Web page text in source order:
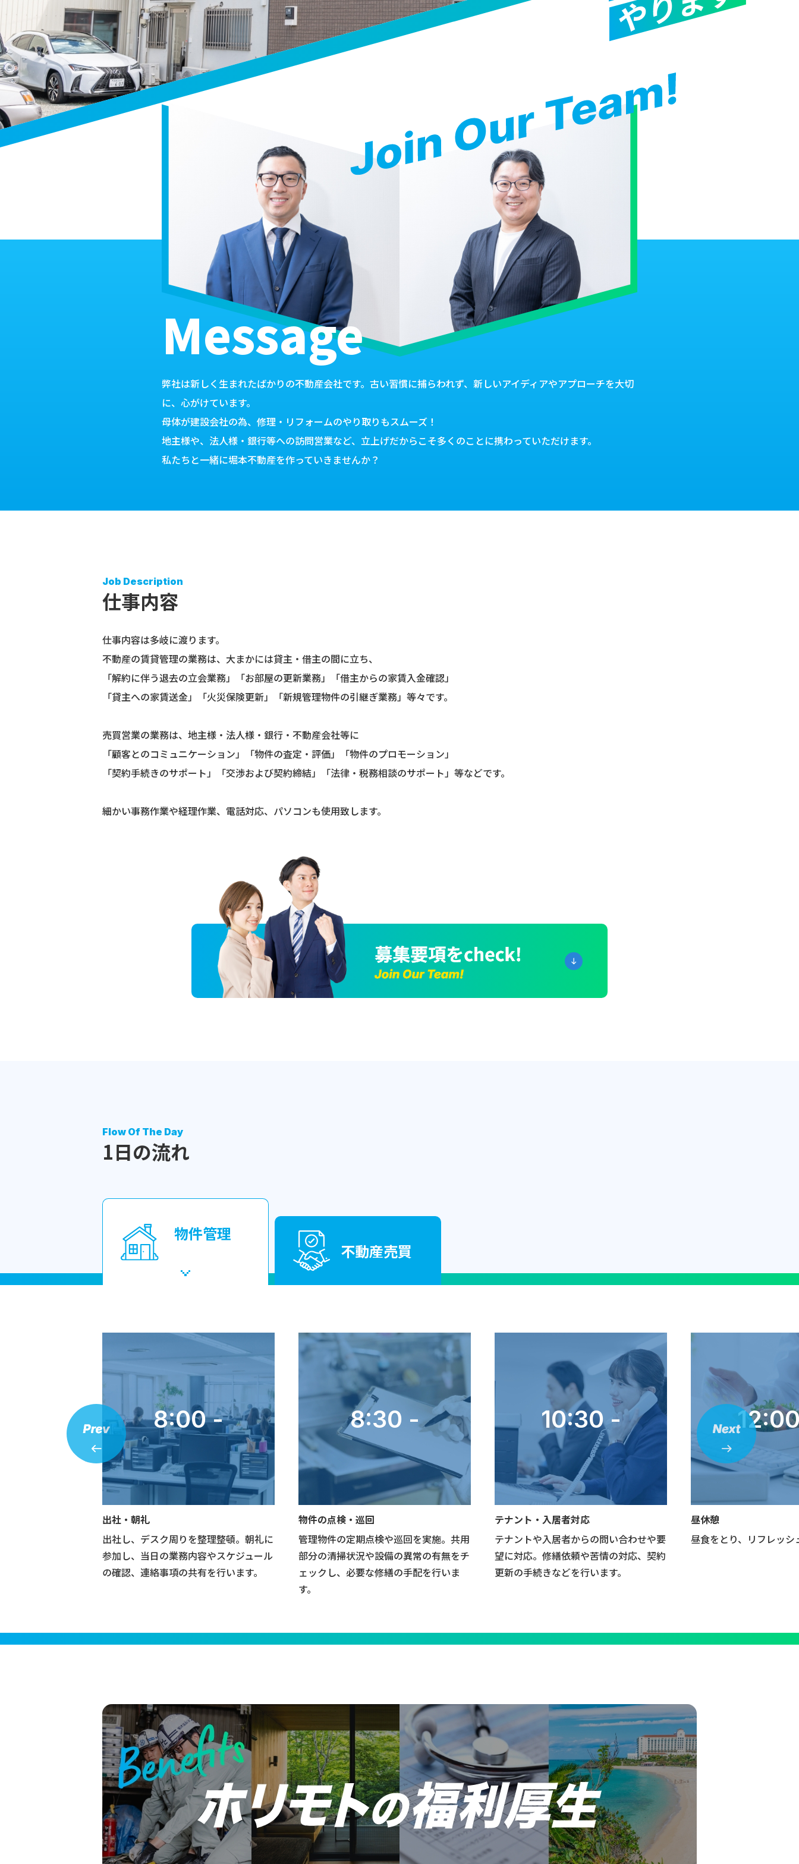
Message
弊社は新しく生まれたばかりの不動産会社です。古い習慣に捕らわれず、新しいアイディアやアプローチを大切
に、心がけています。
母体が建設会社の為、修理・リフォームのやり取りもスムーズ！
地主様や、法人様・銀行等への訪問営業など、立上げだからこそ多くのことに携わっていただけます。
私たちと一緒に堀本不動産を作っていきませんか？
Job Description
仕事内容
仕事内容は多岐に渡ります。
不動産の賃貸管理の業務は、大まかには貸主・借主の間に立ち、
「解約に伴う退去の立会業務」「お部屋の更新業務」「借主からの家賃入金確認」
「貸主への家賃送金」「火災保険更新」「新規管理物件の引継ぎ業務」等々です。
売買営業の業務は、地主様・法人様・銀行・不動産会社等に
「顧客とのコミュニケーション」「物件の査定・評価」「物件のプロモーション」
「契約手続きのサポート」「交渉および契約締結」「法律・税務相談のサポート」等などです。
細かい事務作業や経理作業、電話対応、パソコンも使用致します。
Flow Of The Day
1日の流れ
物件管理
不動産売買
8:00 -
出社・朝礼
出社し、デスク周りを整理整頓。朝礼に
参加し、当日の業務内容やスケジュール
の確認、連絡事項の共有を行います。
8:30 -
物件の点検・巡回
管理物件の定期点検や巡回を実施。共用
部分の清掃状況や設備の異常の有無をチ
ェックし、必要な修繕の手配を行いま
す。
10:30 -
テナント・入居者対応
テナントや入居者からの問い合わせや要
望に対応。修繕依頼や苦情の対応、契約
更新の手続きなどを行います。
昼休憩
昼食をとり、リフレッシ